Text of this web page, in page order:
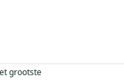
grootste